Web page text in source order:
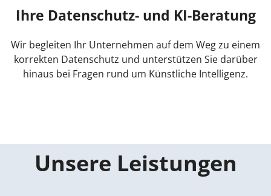
Ihre Datenschutz- und KI-Beratung
Wir begleiten Ihr Unternehmen auf dem Weg zu einem
korrekten Datenschutz und unterstützen Sie darüber
hinaus bei Fragen rund um Künstliche Intelligenz.
Unsere Leistungen